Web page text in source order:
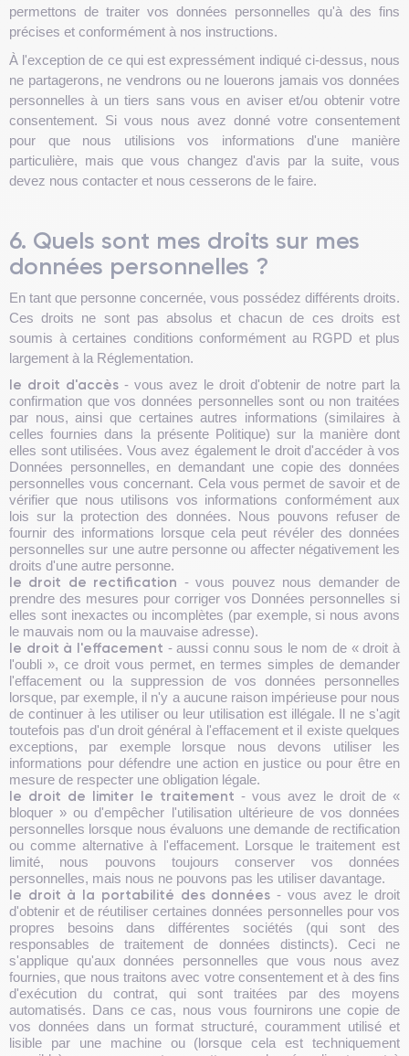
permettons de traiter vos données personnelles qu'à des fins
précises et conformément à nos instructions.
À l'exception de ce qui est expressément indiqué ci-dessus, nous
ne partagerons, ne vendrons ou ne louerons jamais vos données
personnelles à un tiers sans vous en aviser et/ou obtenir votre
consentement. Si vous nous avez donné votre consentement
pour que nous utilisions vos informations d'une manière
particulière, mais que vous changez d'avis par la suite, vous
devez nous contacter et nous cesserons de le faire.
6. Quels sont mes droits sur mes
données personnelles ?
En tant que personne concernée, vous possédez différents droits.
Ces droits ne sont pas absolus et chacun de ces droits est
soumis à certaines conditions conformément au RGPD et plus
largement à la Réglementation.
le droit d'accès - vous avez le droit d'obtenir de notre part la
confirmation que vos données personnelles sont ou non traitées
par nous, ainsi que certaines autres informations (similaires à
celles fournies dans la présente Politique) sur la manière dont
elles sont utilisées. Vous avez également le droit d'accéder à vos
Données personnelles, en demandant une copie des données
personnelles vous concernant. Cela vous permet de savoir et de
vérifier que nous utilisons vos informations conformément aux
lois sur la protection des données. Nous pouvons refuser de
fournir des informations lorsque cela peut révéler des données
personnelles sur une autre personne ou affecter négativement les
droits d'une autre personne.
le droit de rectification - vous pouvez nous demander de
prendre des mesures pour corriger vos Données personnelles si
elles sont inexactes ou incomplètes (par exemple, si nous avons
le mauvais nom ou la mauvaise adresse).
le droit à l'effacement - aussi connu sous le nom de « droit à
l'oubli », ce droit vous permet, en termes simples de demander
l'effacement ou la suppression de vos données personnelles
lorsque, par exemple, il n'y a aucune raison impérieuse pour nous
de continuer à les utiliser ou leur utilisation est illégale. Il ne s'agit
toutefois pas d'un droit général à l'effacement et il existe quelques
exceptions, par exemple lorsque nous devons utiliser les
informations pour défendre une action en justice ou pour être en
mesure de respecter une obligation légale.
le droit de limiter le traitement - vous avez le droit de «
bloquer » ou d'empêcher l'utilisation ultérieure de vos données
personnelles lorsque nous évaluons une demande de rectification
ou comme alternative à l'effacement. Lorsque le traitement est
limité, nous pouvons toujours conserver vos données
personnelles, mais nous ne pouvons pas les utiliser davantage.
le droit à la portabilité des données - vous avez le droit
d'obtenir et de réutiliser certaines données personnelles pour vos
propres besoins dans différentes sociétés (qui sont des
responsables de traitement de données distincts). Ceci ne
s'applique qu'aux données personnelles que vous nous avez
fournies, que nous traitons avec votre consentement et à des fins
d'exécution du contrat, qui sont traitées par des moyens
automatisés. Dans ce cas, nous vous fournirons une copie de
vos données dans un format structuré, couramment utilisé et
lisible par une machine ou (lorsque cela est techniquement